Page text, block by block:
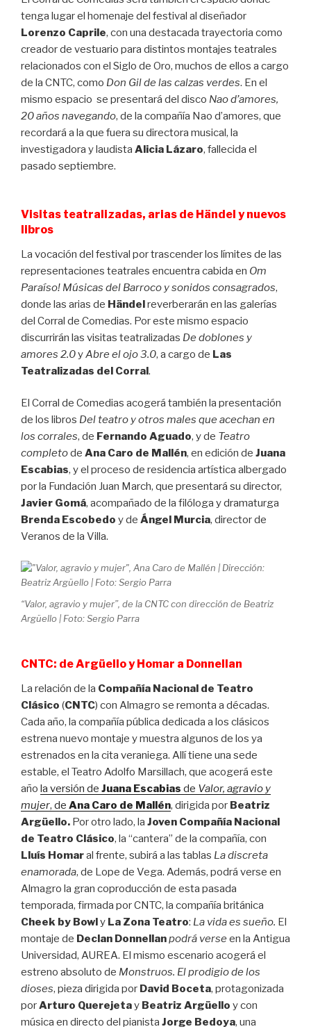
tenga lugar el homenaje del festival al diseñador
Lorenzo Caprile, con una destacada trayectoria como
creador de vestuario para distintos montajes teatrales
relacionados con el Siglo de Oro, muchos de ellos a cargo
de la CNTC, como Don Gil de las calzas verdes. En el
mismo espacio se presentará del disco Nao d’amores,
20 años navegando, de la compañía Nao d’amores, que
recordará a la que fuera su directora musical, la
investigadora y laudista Alicia Lázaro, fallecida el
pasado septiembre.
Visitas teatralizadas, arias de Händel y nuevos
libros
La vocación del festival por trascender los límites de las
representaciones teatrales encuentra cabida en Om
Paraíso! Músicas del Barroco y sonidos consagrados,
donde las arias de Händelreverberarán en las galerías
del Corral de Comedias. Por este mismo espacio
discurrirán las visitas teatralizadas De doblones y
amores 2.0yAbre el ojo 3.0, a cargo de Las
Teatralizadas del Corral.
El Corral de Comedias acogerá también la presentación
de los libros Del teatro y otros males que acechan en
los corrales, de Fernando Aguado, y de Teatro
completode Ana Caro de Mallén, en edición de Juana
Escabias, y el proceso de residencia artística albergado
por la Fundación Juan March, que presentará su director,
Javier Gomá, acompañado de la filóloga y dramaturga
Brenda Escobedo y de Ángel Murcia, director de
Veranos de la Villa.
“Valor, agravio y mujer”, de la CNTC con dirección de Beatriz
Argüello | Foto: Sergio Parra
CNTC: de Argüello y Homar a Donnellan
La relación de la Compañía Nacional de Teatro
Clásico (CNTC) con Almagro se remonta a décadas.
Cada año, la compañía pública dedicada a los clásicos
estrena nuevo montaje y muestra algunos de los ya
estrenados en la cita veraniega. Allí tiene una sede
estable, el Teatro Adolfo Marsillach, que acogerá este
año la versión de Juana Escabias de Valor, agravio y
mujer, de Ana Caro de Mallén, dirigida por Beatriz
Argüello. Por otro lado, la Joven Compañía Nacional
de Teatro Clásico, la “cantera” de la compañía, con
Lluís Homaral frente, subirá a las tablas La discreta
enamorada, de Lope de Vega. Además, podrá verse en
Almagro la gran coproducción de esta pasada
temporada, firmada por CNTC, la compañía británica
Cheek by Bowly La Zona Teatro: La vida es sueño. El
montaje de Declan Donnellanpodrá verse en la Antigua
Universidad, AUREA. El mismo escenario acogerá el
estreno absoluto de Monstruos. El prodigio de los
dioses, pieza dirigida por David Boceta, protagonizada
porArturo Querejetay Beatriz Argüello y con
música en directo del pianista Jorge Bedoya, una